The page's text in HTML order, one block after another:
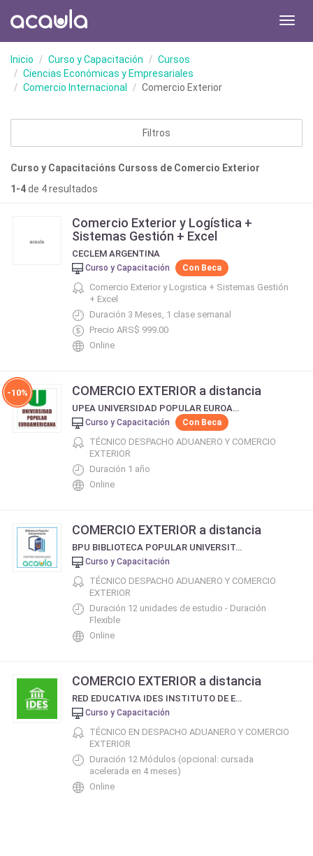
Inicio Curso y Capacitación
Cursos
Ciencias Económicas y Empresariales
Comercio Internacional
Comercio Exterior
Filtros
Curso y Capacitacións Cursoss de Comercio Exterior
1-4de 4 resultados
Comercio Exterior y Logística +
Sistemas Gestión + Excel
CECLEM ARGENTINA
Curso y Capacitación Con Beca
Comercio Exterior y Logistica + Sistemas Gestión
+ Excel
Duración 3 Meses, 1 clase semanal
Precio ARS$ 999.00
Online
-10% COMERCIO EXTERIOR a distancia
UPEA UNIVERSIDAD POPULAR EUROAMERICANA
Curso y Capacitación Con Beca
TÉCNICO DESPACHO ADUANERO Y COMERCIO
EXTERIOR
Duración 1 año
Online
COMERCIO EXTERIOR a distancia
BPU BIBLIOTECA POPULAR UNIVERSITARIA
Curso y Capacitación
TÉCNICO DESPACHO ADUANERO Y COMERCIO
EXTERIOR
Duración 12 unidades de estudio - Duración
Flexible
Online
COMERCIO EXTERIOR a distancia
RED EDUCATIVA IDES INSTITUTO DE ESTUDIOS SOCIALES DE BUENOS AIRES
Curso y Capacitación
TÉCNICO EN DESPACHO ADUANERO Y COMERCIO
EXTERIOR
Duración 12 Módulos (opcional: cursada
acelerada en 4 meses)
Online